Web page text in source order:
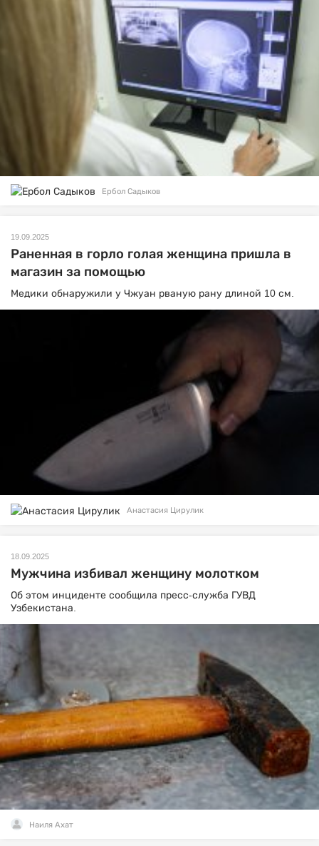
Ербол Садыков
19.09.2025
Раненная в горло голая женщина пришла в
магазин за помощью
Медики обнаружили у Чжуан рваную рану длиной 10 см.
Анастасия Цирулик
18.09.2025
Мужчина избивал женщину молотком
Об этом инциденте сообщила пресс-служба ГУВД
Узбекистана.
Наиля Ахат